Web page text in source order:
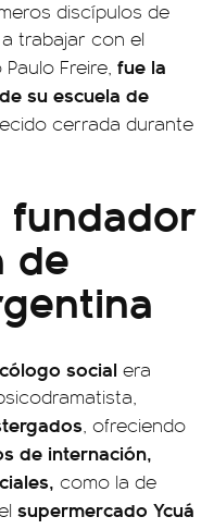
discípulos de
trabajar con el
Freire, fue la
su escuela de
cerrada durante
fundador
de
social era
, ofreciendo
de internación,
como la de
supermercado Ycuá